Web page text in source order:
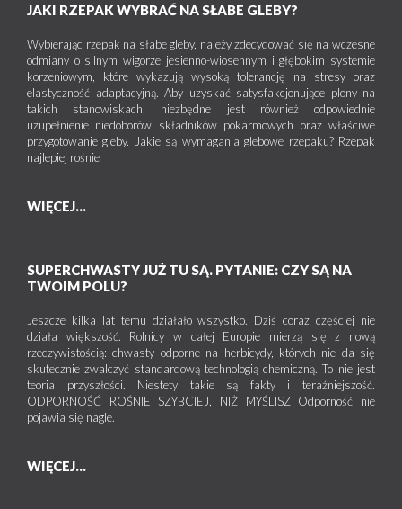
JAKI RZEPAK WYBRAĆ NA SŁABE GLEBY?
Wybierając rzepak na słabe gleby, należy zdecydować się na wczesne
odmiany o silnym wigorze jesienno-wiosennym i głębokim systemie
korzeniowym, które wykazują wysoką tolerancję na stresy oraz
elastyczność adaptacyjną. Aby uzyskać satysfakcjonujące plony na
takich stanowiskach, niezbędne jest również odpowiednie
uzupełnienie niedoborów składników pokarmowych oraz właściwe
przygotowanie gleby. Jakie są wymagania glebowe rzepaku? Rzepak
najlepiej rośnie
WIĘCEJ...
SUPERCHWASTY JUŻ TU SĄ. PYTANIE: CZY SĄ NA
TWOIM POLU?
Jeszcze kilka lat temu działało wszystko. Dziś coraz częściej nie
działa większość. Rolnicy w całej Europie mierzą się z nową
rzeczywistością: chwasty odporne na herbicydy, których nie da się
skutecznie zwalczyć standardową technologią chemiczną. To nie jest
teoria przyszłości. Niestety takie są fakty i teraźniejszość.
ODPORNOŚĆ ROŚNIE SZYBCIEJ, NIŻ MYŚLISZ Odporność nie
pojawia się nagle.
WIĘCEJ...